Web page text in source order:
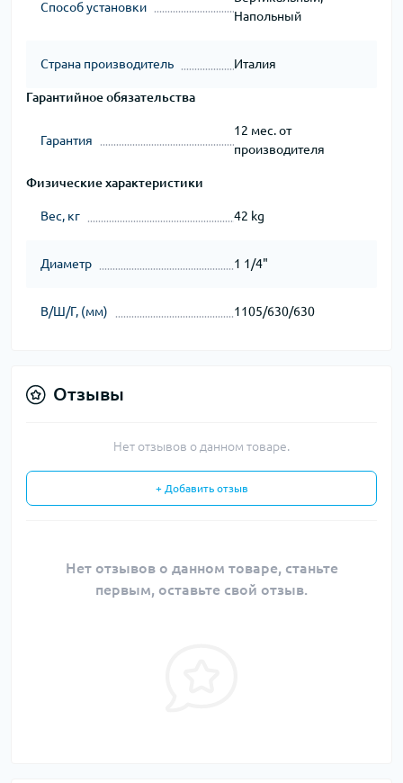
Способ установки
Напольный
Страна производитель Италия
Гарантийное обязательства
Гарантия
12 мес. от
производителя
Физические характеристики
Вес, кг 42 kg
Диаметр 1 1/4"
В/Ш/Г, (мм) 1105/630/630
Отзывы
Нет отзывов о данном товаре.
+ Добавить отзыв
Нет отзывов о данном товаре, станьте
первым, оставьте свой отзыв.